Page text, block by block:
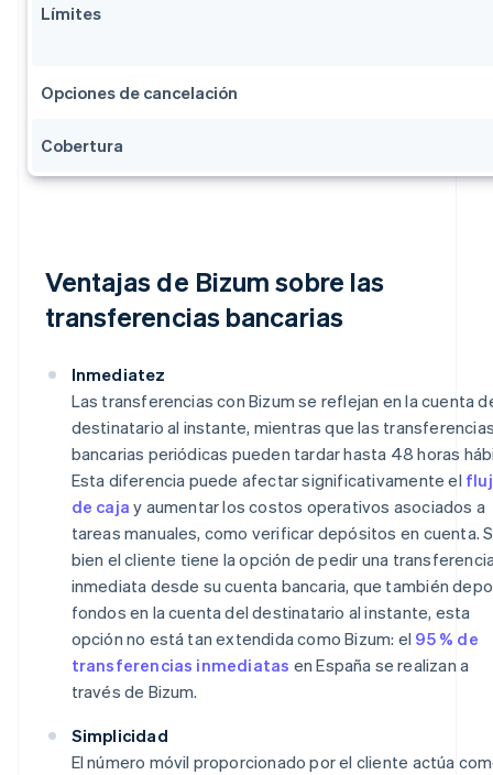
Límites
Opciones de cancelación
Cobertura
Ventajas de Bizum sobre las
transferencias bancarias
Inmediatez
Las transferencias con Bizum se reflejan en la cuenta
destinatario al instante, mientras que las
bancarias periódicas pueden tardar hasta 48 horas
Esta diferencia puede afectar significativamente el
de caja y aumentar los costos operativos asociados a
tareas manuales, como verificar depósitos en cuenta.
bien el cliente tiene la opción de pedir una
inmediata desde su cuenta bancaria, que también
fondos en la cuenta del destinatario al instante, esta
opción no está tan extendida como Bizum: el 95 % de
transferencias inmediatas en España se realizan a
través de Bizum.
Simplicidad
El número móvil proporcionado por el cliente actúa